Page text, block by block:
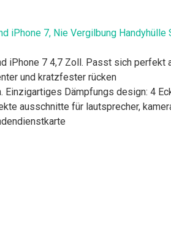
iPhone 7, Nie Vergilbung
iPhone 7 4,7 Zoll. Passt sich perfekt
und kratzfester rücken
Dämpfungs design: 4
ausschnitte für lautsprecher,